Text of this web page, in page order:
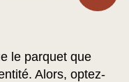
le parquet que
Alors, optez-